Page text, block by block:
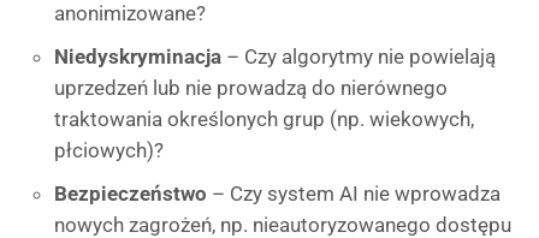
anonimizowane?
Niedyskryminacja – Czy algorytmy nie powielają
uprzedzeń lub nie prowadzą do nierównego
traktowania określonych grup (np. wiekowych,
płciowych)?
Bezpieczeństwo – Czy system AI nie wprowadza
nowych zagrożeń, np. nieautoryzowanego dostępu